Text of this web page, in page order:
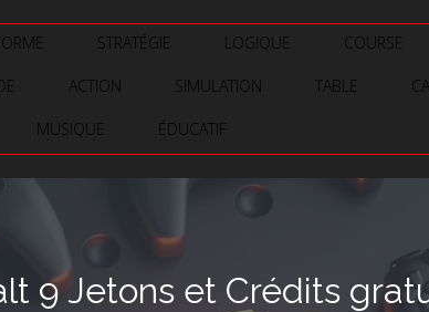
STRATÉGIE LOGIQUE COURSE
ACTION SIMULATION TABLE
MUSIQUE ÉDUCATIF
9 Jetons et Crédits